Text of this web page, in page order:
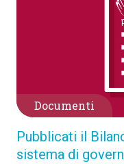
Documenti
Pubblicati il
sistema di